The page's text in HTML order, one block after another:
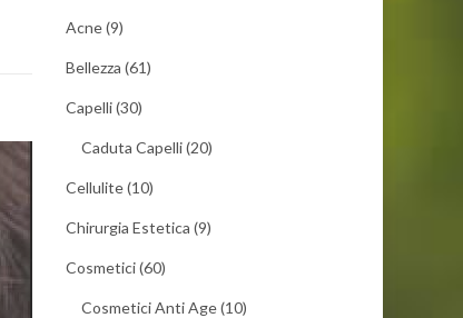
Acne(9)
Bellezza (61)
Capelli(30)
Caduta Capelli(20)
Cellulite(10)
Chirurgia Estetica (9)
Cosmetici(60)
Cosmetici Anti Age(10)